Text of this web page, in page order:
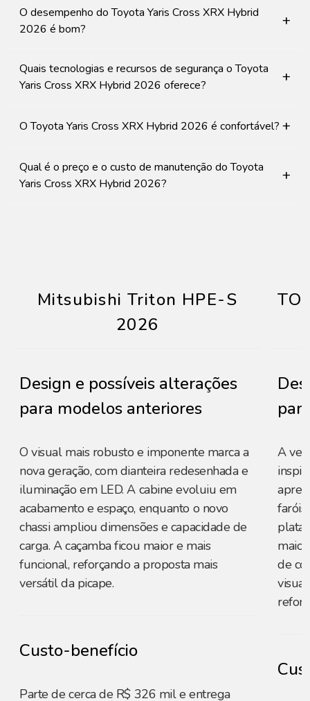
O desempenho do Toyota Yaris Cross XRX Hybrid
2026 é bom?
+
Quais tecnologias e recursos de segurança o Toyota
Yaris Cross XRX Hybrid 2026 oferece?
+
O Toyota Yaris Cross XRX Hybrid 2026 é confortável? +
Qual é o preço e o custo de manutenção do Toyota
Yaris Cross XRX Hybrid 2026?
+
Mitsubishi Triton HPE-S
2026
Design e possíveis alterações
para modelos anteriores
O visual mais robusto e imponente marca a
nova geração, com dianteira redesenhada e
iluminação em LED. A cabine evoluiu em
acabamento e espaço, enquanto o novo
chassi ampliou dimensões e capacidade de
carga. A caçamba ficou maior e mais
funcional, reforçando a proposta mais
versátil da picape.
Custo-benefício
Parte de cerca de R$ 326 mil e entrega
A
faróis
de